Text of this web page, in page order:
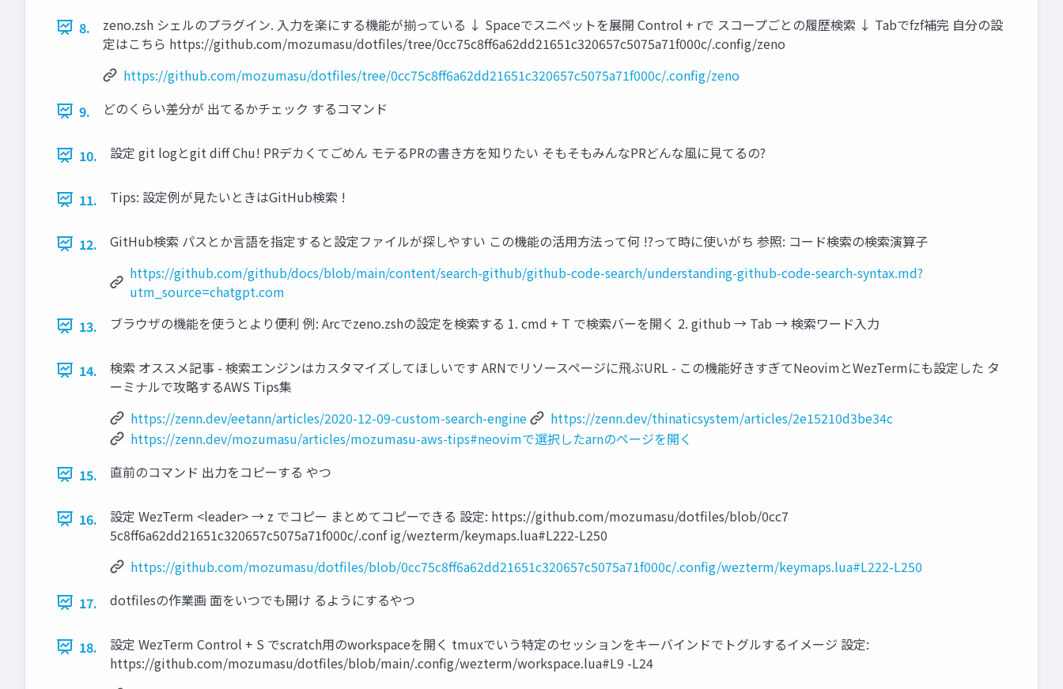
8.
zeno.zsh シェルのプラグイン. 入力を楽にする機能が揃っている ↓ Spaceでスニペットを展開 Control + rで スコープごとの履歴検索 ↓ Tabでfzf補完 自分の設
定はこちら https://github.com/mozumasu/dotfiles/tree/0cc75c8ff6a62dd21651c320657c5075a71f000c/.config/zeno
https://github.com/mozumasu/dotfiles/tree/0cc75c8ff6a62dd21651c320657c5075a71f000c/.config/zeno
9.
どのくらい差分が 出てるかチェック するコマンド
10. 設定 git logとgit diff Chu! PRデカくてごめん モテるPRの書き方を知りたい そもそもみんなPRどんな風に見てるの?
11. Tips: 設定例が見たいときはGitHub検索 !
12.
GitHub検索 パスとか言語を指定すると設定ファイルが探しやすい この機能の活用方法って何 !?って時に使いがち 参照: コード検索の検索演算子
https://github.com/github/docs/blob/main/content/search-github/github-code-search/understanding-github-code-search-syntax.md?
utm_source=chatgpt.com
13.
ブラウザの機能を使うとより便利 例: Arcでzeno.zshの設定を検索する 1. cmd + T で検索バーを開く 2. github → Tab → 検索ワード入力
14.
検索 オススメ記事 - 検索エンジンはカスタマイズしてほしいです ARNでリソースページに飛ぶURL - この機能好きすぎてNeovimとWezTermにも設定した タ
ーミナルで攻略するAWS Tips集
https://zenn.dev/eetann/articles/2020-12-09-custom-search-engine
https://zenn.dev/thinaticsystem/articles/2e15210d3be34c
https://zenn.dev/mozumasu/articles/mozumasu-aws-tips#neovimで選択したarnのページを開く
15.
直前のコマンド 出力をコピーする やつ
16.
設定 WezTerm <leader> → z でコピー まとめてコピーできる 設定: https://github.com/mozumasu/dotfiles/blob/0cc7
5c8ff6a62dd21651c320657c5075a71f000c/.conf ig/wezterm/keymaps.lua#L222-L250
https://github.com/mozumasu/dotfiles/blob/0cc75c8ff6a62dd21651c320657c5075a71f000c/.config/wezterm/keymaps.lua#L222-L250
17.
dotfilesの作業画 面をいつでも開け るようにするやつ
18.
設定 WezTerm Control + S でscratch用のworkspaceを開く tmuxでいう特定のセッションをキーバインドでトグルするイメージ 設定:
https://github.com/mozumasu/dotfiles/blob/main/.config/wezterm/workspace.lua#L9 -L24